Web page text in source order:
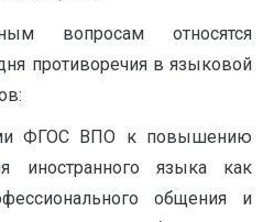
вопросам относятся
противоречия в языковой
ФГОС ВПО к повышению
иностранного языка как
общения и